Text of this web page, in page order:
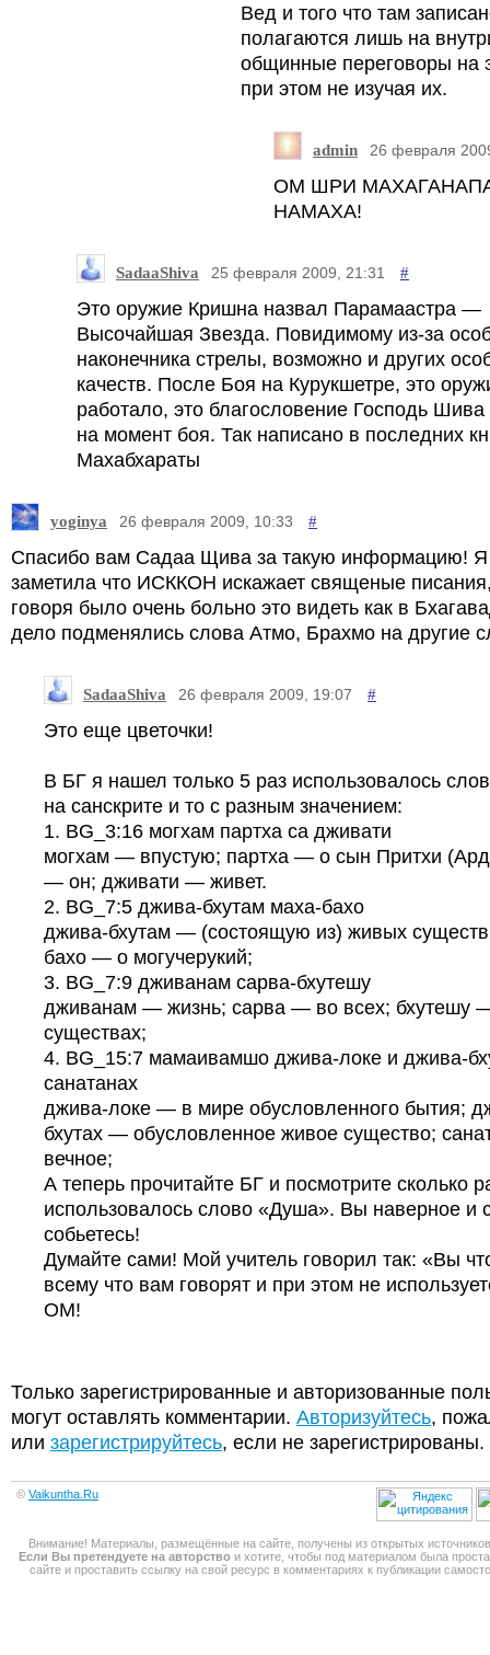
Вед и того что там
полагаются лишь на
общинные переговоры на
при этом не изучая их.
admin 26 февраля
ОМ ШРИ
НАМАХА!
SadaaShiva 25 февраля 2009, 21:31 #
Это оружие Кришна назвал Парамаастра —
Высочайшая Звезда. Повидимому из-за
наконечника стрелы, возможно и других
качеств. После Боя на Курукшетре, это
работало, это благословение Господь Шива
на момент боя. Так написано в последних
Махабхараты
yoginya 26 февраля 2009, 10:33 #
Спасибо вам Cадаа Щива за такую информацию! Я
заметила что ИСККОН искажает священые
говоря было очень больно это видеть как в
дело подменялись слова Атмо, Брахмо на другие
SadaaShiva 26 февраля 2009, 19:07 #
Это еще цветочки!
В БГ я нашел только 5 раз использовалось
на санскрите и то с разным значением:
1. BG_3:16 могхам партха са дживати
могхам — впустую; партха — о сын Притхи
— он; дживати — живет.
2. BG_7:5 джива-бхутам маха-бахо
джива-бхутам — (состоящую из) живых
бахо — о могучерукий;
3. BG_7:9 дживанам сарва-бхутешу
дживанам — жизнь; сарва — во всех; бхутешу
существах;
4. BG_15:7 мамаивамшо джива-локе и джива-
санатанах
джива-локе — в мире обусловленного бытия;
бхутах — обусловленное живое существо;
вечное;
А теперь прочитайте БГ и посмотрите сколько
использовалось слово «Душа». Вы наверное и
собьетесь!
Думайте сами! Мой учитель говорил так: «Вы
всему что вам говорят и при этом не
ОМ!
Только зарегистрированные и авторизованные
могут оставлять комментарии. Авторизуйтесь,
или зарегистрируйтесь, если не зарегистрированы.
© Vaikuntha.Ru
Внимание! Материалы, размещённые на сайте, получены из открытых
Если Вы претендуете на авторство и хотите, чтобы под материалом была
сайте и проставить ссылку на свой ресурс в комментариях к публикации